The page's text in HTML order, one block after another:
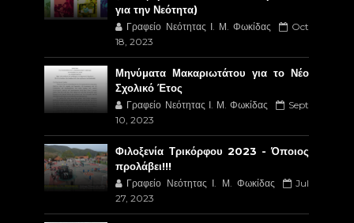
για την Νεότητα)
Γραφείο Νεότητας Ι. Μ. Φωκίδας
Oct
18, 2023
Μηνύματα Μακαριωτάτου για το Νέο
Σχολικό Έτος
Γραφείο Νεότητας Ι. Μ. Φωκίδας
Sept
10, 2023
Φιλοξενία Τρικόρφου 2023 - Όποιος
προλάβει!!!
Γραφείο Νεότητας Ι. Μ. Φωκίδας
Jul
27, 2023